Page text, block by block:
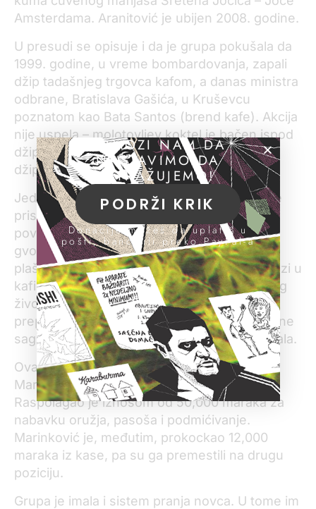
Amsterdama. Aranitović je ubijen 2008. godine.
U presudi se opisuje i da je grupa pokušala da
1999. godine, u vreme bombardovanja, zapali
džip tadašnjeg trgovca kafom, a danas ministra
odbrane, Bratislava Gašića, u Kruševcu
poznatom kao Bata Santos (brend kafe). Akcija
nije uspela – molotovljev koktel je bačen ispod
džipa, ali se plamen nije raširio i nije oštetio
džip.
Jedan od uhapšenih Jotkinih „vojnika“ koji je
pristao da svedoči protiv grupe, a kasnije
povukao iskaz, objasnio je da su imali
gvozdenu disciplinu, da su ih se u gradu svi
plašili i da je grupa određivala ko sme da izlazi u
kafiće u Zakićevoj ulici, koja je centar noćnog
života u Kruševcu. Niko nije smeo da
preprodaje automobile u gradu bez prethodne
saglasnosti Jotića – koja se takođe naplaćivala.
Ovaj svedok, Slavoljub Marinković zvani
Marinko, čuvao je „kasu“ kriminalne grupe.
Raspolagao je iznosom od 50,000 maraka za
nabavku oružja, pasoša i podmićivanje.
Marinković je, međutim, prokockao 12,000
maraka iz kase, pa su ga premestili na drugu
poziciju.
Grupa je imala i sistem pranja novca. U tome im
POMOZI NAM DA
NASTAVIMO DA
ISTRAŽUJEMO!
PODRŽI KRIK
Donacije možeš da uplatiš u
pošti, banci ili preko PayPal-a